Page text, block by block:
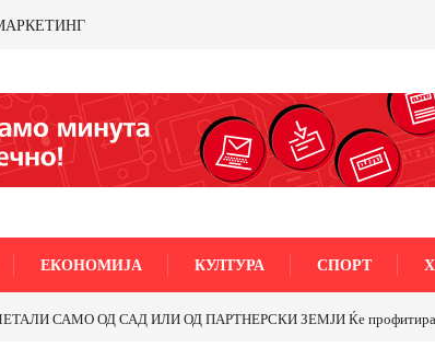
ЕКОНОМИЈА КУЛТУРА СПОРТ
САМО ОД САД ИЛИ ОД ПАРТНЕРСКИ ЗЕМЈИ Ќе профитираме